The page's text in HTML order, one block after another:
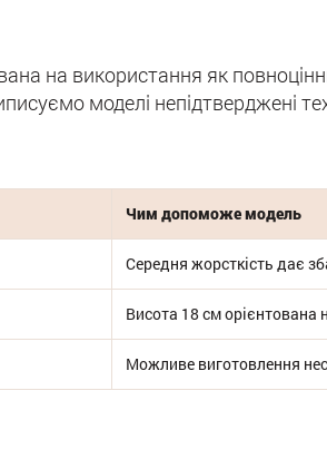
на використання як
моделі непідтверджені
Чим допоможе модель
Середня жорсткість дає
Висота 18 см орієнтована
Можливе виготовлення